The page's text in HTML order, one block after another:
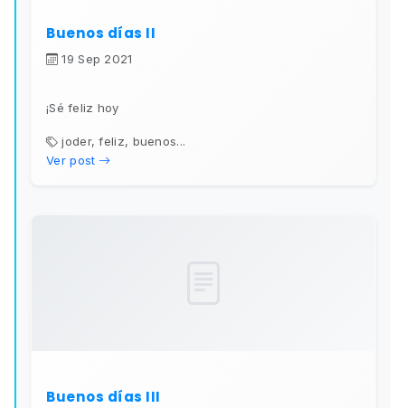
Buenos días II
19 Sep 2021
¡Sé feliz hoy
joder, feliz, buenos...
Ver post
Buenos días III